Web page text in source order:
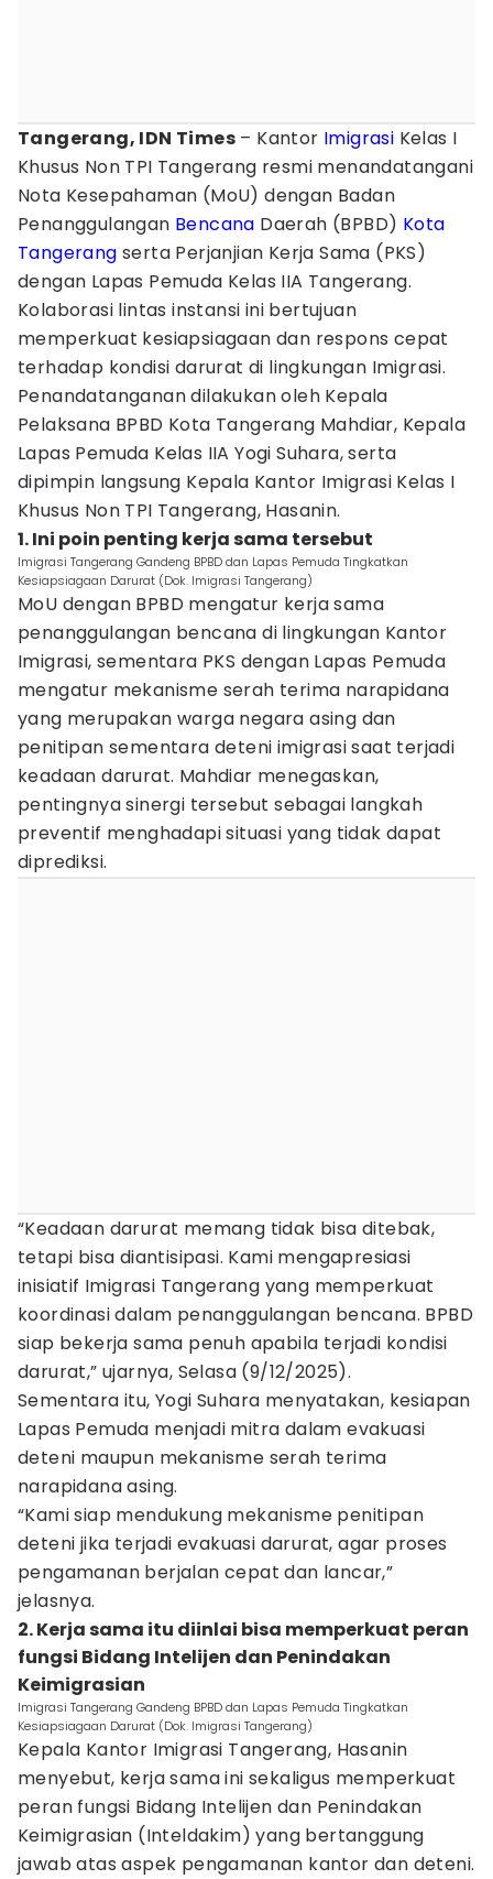
Tangerang, IDN Times – Kantor Imigrasi Kelas I
Khusus Non TPI Tangerang resmi menandatangani
Nota Kesepahaman (MoU) dengan Badan
Penanggulangan Bencana Daerah (BPBD) Kota
Tangerang serta Perjanjian Kerja Sama (PKS)
dengan Lapas Pemuda Kelas IIA Tangerang.
Kolaborasi lintas instansi ini bertujuan
memperkuat kesiapsiagaan dan respons cepat
terhadap kondisi darurat di lingkungan Imigrasi.
Penandatanganan dilakukan oleh Kepala
Pelaksana BPBD Kota Tangerang Mahdiar, Kepala
Lapas Pemuda Kelas IIA Yogi Suhara, serta
dipimpin langsung Kepala Kantor Imigrasi Kelas I
Khusus Non TPI Tangerang, Hasanin.
1. Ini poin penting kerja sama tersebut
Imigrasi Tangerang Gandeng BPBD dan Lapas Pemuda Tingkatkan
Kesiapsiagaan Darurat (Dok. Imigrasi Tangerang)
MoU dengan BPBD mengatur kerja sama
penanggulangan bencana di lingkungan Kantor
Imigrasi, sementara PKS dengan Lapas Pemuda
mengatur mekanisme serah terima narapidana
yang merupakan warga negara asing dan
penitipan sementara deteni imigrasi saat terjadi
keadaan darurat. Mahdiar menegaskan,
pentingnya sinergi tersebut sebagai langkah
preventif menghadapi situasi yang tidak dapat
diprediksi.
“Keadaan darurat memang tidak bisa ditebak,
tetapi bisa diantisipasi. Kami mengapresiasi
inisiatif Imigrasi Tangerang yang memperkuat
koordinasi dalam penanggulangan bencana. BPBD
siap bekerja sama penuh apabila terjadi kondisi
darurat,” ujarnya, Selasa (9/12/2025).
Sementara itu, Yogi Suhara menyatakan, kesiapan
Lapas Pemuda menjadi mitra dalam evakuasi
deteni maupun mekanisme serah terima
narapidana asing.
“Kami siap mendukung mekanisme penitipan
deteni jika terjadi evakuasi darurat, agar proses
pengamanan berjalan cepat dan lancar,”
jelasnya.
2. Kerja sama itu diinlai bisa memperkuat peran
fungsi Bidang Intelijen dan Penindakan
Keimigrasian
Imigrasi Tangerang Gandeng BPBD dan Lapas Pemuda Tingkatkan
Kesiapsiagaan Darurat (Dok. Imigrasi Tangerang)
Kepala Kantor Imigrasi Tangerang, Hasanin
menyebut, kerja sama ini sekaligus memperkuat
peran fungsi Bidang Intelijen dan Penindakan
Keimigrasian (Inteldakim) yang bertanggung
jawab atas aspek pengamanan kantor dan deteni.